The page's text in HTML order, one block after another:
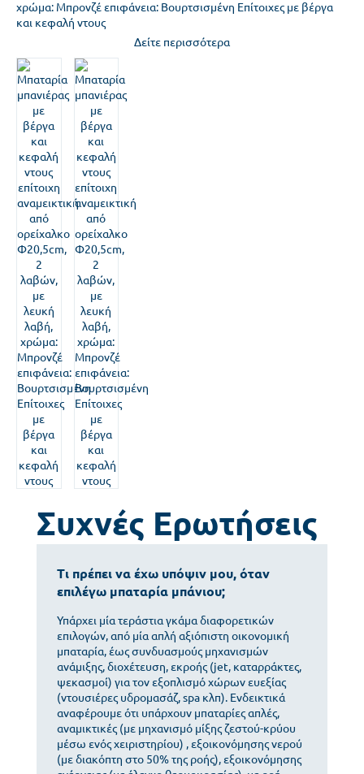
Δείτε περισσότερα
Συχνές Ερωτήσεις
Τι πρέπει να έχω υπόψιν μου, όταν
επιλέγω μπαταρία μπάνιου;
Υπάρχει μία τεράστια γκάμα διαφορετικών
επιλογών, από μία απλή αξιόπιστη οικονομική
μπαταρία, έως συνδυασμούς μηχανισμών
ανάμιξης, διοχέτευση, εκροής (jet, καταρράκτες,
ψεκασμοί) για τον εξοπλισμό χώρων ευεξίας
(ντουσιέρες υδρομασάζ, spa κλπ). Ενδεικτικά
αναφέρουμε ότι υπάρχουν μπαταρίες απλές,
αναμικτικές (με μηχανισμό μίξης ζεστού-κρύου
μέσω ενός χειριστηρίου) , εξοικονόμησης νερού
(με διακόπτη στο 50% της ροής), εξοικονόμησης